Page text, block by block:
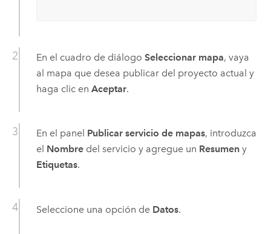
En el cuadro de diálogo Seleccionar mapa, vaya
al mapa que desea publicar del proyecto actual y
haga clic en Aceptar.
En el panel Publicar servicio de mapas, introduzca
el Nombredel servicio y agregue un Resumeny
Etiquetas.
Seleccione una opción de Datos.